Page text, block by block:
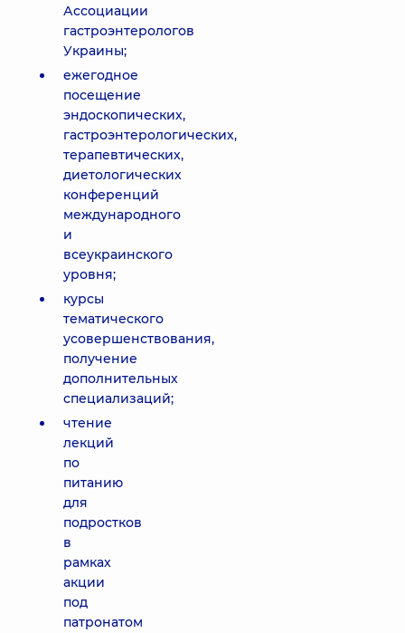
Ассоциации
гастроэнтерологов
Украины;
ежегодное
посещение
эндоскопических,
гастроэнтерологических,
терапевтических,
диетологических
конференций
международного
и
всеукраинского
уровня;
курсы
тематического
усовершенствования,
получение
дополнительных
специализаций;
чтение
лекций
по
питанию
для
подростков
в
рамках
акции
под
патронатом